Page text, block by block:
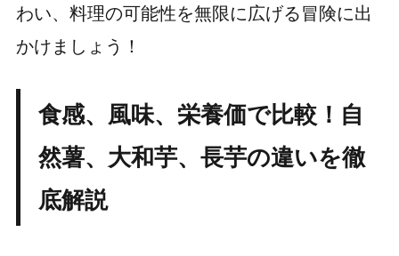
わい、料理の可能性を無限に広げる冒険に出
かけましょう！
食感、風味、栄養価で比較！自
然薯、大和芋、長芋の違いを徹
底解説